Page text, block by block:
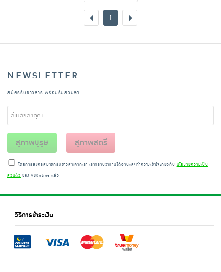
1
NEWSLETTER
สมัครรับข่าวสาร พร้อมรับส่วนลด
สุภาพบุรุษ สุภาพสตรี
โดยการสมัครสมาชิกรับข่าวสารจากเรา เราทราบว่าท่านได้อ่านและทำความเข้าใจเกี่ยวกับ นโยบายความเป็น
ส่วนตัว ของ AllOnline แล้ว
วิธีการชำระเงิน